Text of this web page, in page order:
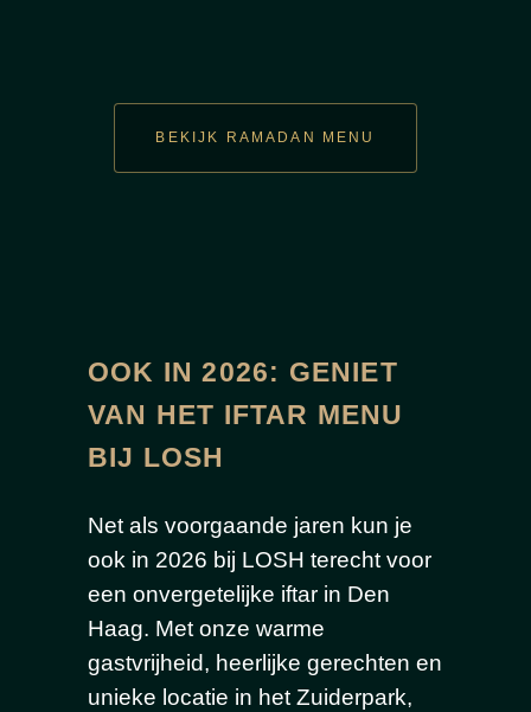
BEKIJK RAMADAN MENU
OOK IN 2026: GENIET
VAN HET IFTAR MENU
BIJ LOSH
Net als voorgaande jaren kun je
ook in 2026 bij LOSH terecht voor
een onvergetelijke iftar in Den
Haag. Met onze warme
gastvrijheid, heerlijke gerechten en
unieke locatie in het Zuiderpark,